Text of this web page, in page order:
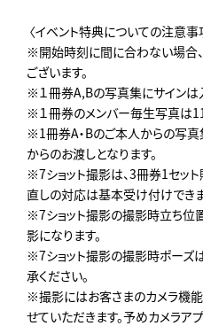
〈イベント特典についての注意事
※開始時刻に間に合わない場合
ございます。
※１冊券A,Bの写真集にサインは
※１冊券のメンバー毎生写真は
※1冊券A・Bのご本人からの写真
からのお渡しとなります。
※7ショット撮影は、3冊券1セッ
直しの対応は基本受け付けできま
※7ショット撮影の撮影時立ち位
影になります。
※7ショット撮影の撮影時ポーズ
承ください。
※撮影にはお客さまのカメラ機
せていただきます。予めカメラア